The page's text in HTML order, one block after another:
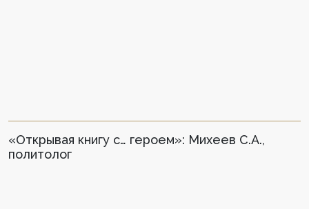
«Открывая книгу с… героем»: Михеев С.А.,
политолог